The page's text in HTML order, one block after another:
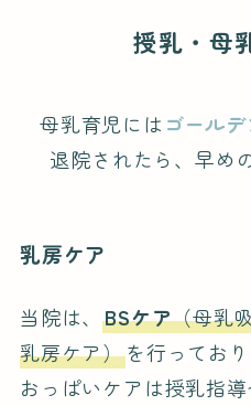
授乳・母
母乳育児には ゴール
退院されたら、早め
乳房ケア
当院は、BSケア（母乳
乳房ケア）を行っており
おっぱいケアは授乳指